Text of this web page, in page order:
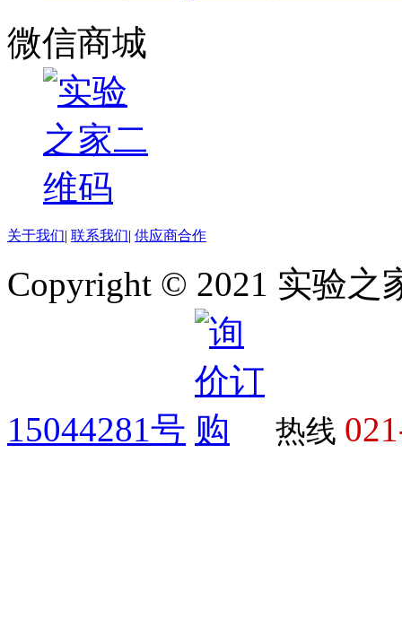
微信商城
关于我们| 联系我们| 供应商合作
Copyright © 2021 实验之
15044281号 热线